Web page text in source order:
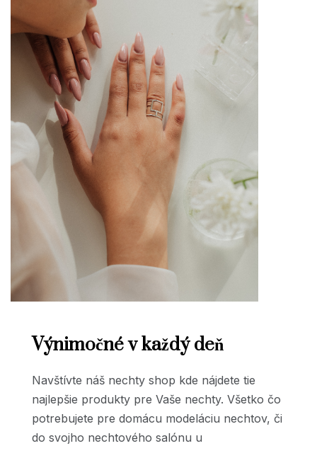
Výnimočné v každý deň
Navštívte náš nechty shop kde nájdete tie
najlepšie produkty pre Vaše nechty. Všetko čo
potrebujete pre domácu modeláciu nechtov, či
do svojho nechtového salónu u